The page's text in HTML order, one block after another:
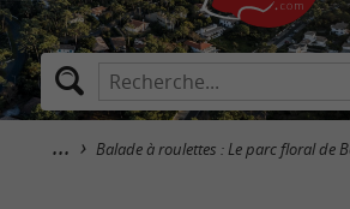
Balade à roulettes : Le parc floral de